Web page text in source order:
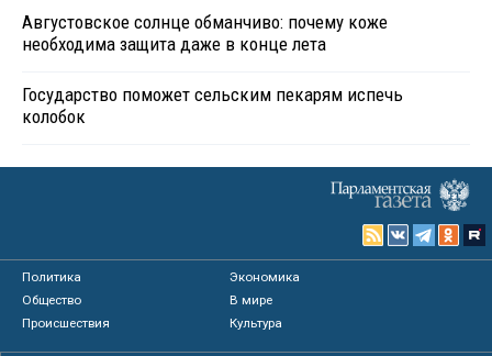
Августовское солнце обманчиво: почему коже
необходима защита даже в конце лета
Государство поможет сельским пекарям испечь
колобок
Политика
Экономика
Общество
В мире
Происшествия
Культура